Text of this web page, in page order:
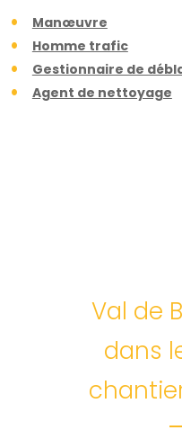
Manœuvre
Homme trafic
Gestionnaire de
Agent de nettoyage
Val de
dans